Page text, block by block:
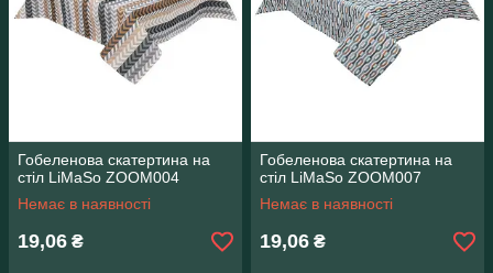
Гобеленова скатертина на
стіл LiMaSo ZOOM004
Немає в наявності
19,06 ₴
Гобеленова скатертина на
стіл LiMaSo ZOOM007
Немає в наявності
19,06 ₴